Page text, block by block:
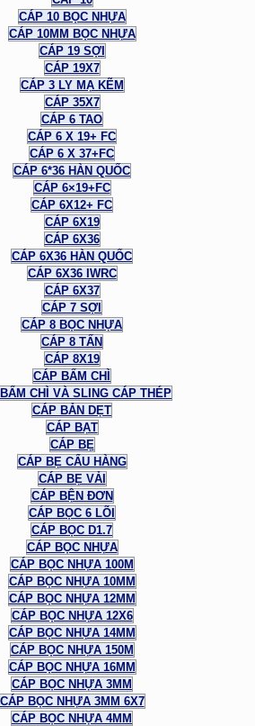
CÁP 10 BỌC NHỰA
CÁP 10MM BỌC NHỰA
CÁP 19 SỢI
CÁP 19X7
CÁP 3 LY MẠ KẼM
CÁP 35X7
CÁP 6 TAO
CÁP 6 X 19+ FC
CÁP 6 X 37+FC
CÁP 6*36 HÀN QUỐC
CÁP 6×19+FC
CÁP 6X12+ FC
CÁP 6X19
CÁP 6X36
CÁP 6X36 HÀN QUỐC
CÁP 6X36 IWRC
CÁP 6X37
CÁP 7 SỢI
CÁP 8 BỌC NHỰA
CÁP 8 TẤN
CÁP 8X19
CÁP BẤM CHÌ
CHÌ VÀ SLING CÁP THÉP
CÁP BẢN DẸT
CÁP BẠT
CÁP BẸ
CÁP BẸ CẨU HÀNG
CÁP BẸ VẢI
CÁP BỆN ĐƠN
CÁP BỌC 6 LÕI
CÁP BỌC D1.7
CÁP BỌC NHỰA
CÁP BỌC NHỰA 100M
CÁP BỌC NHỰA 10MM
CÁP BỌC NHỰA 12MM
CÁP BỌC NHỰA 12X6
CÁP BỌC NHỰA 14MM
CÁP BỌC NHỰA 150M
CÁP BỌC NHỰA 16MM
CÁP BỌC NHỰA 3MM
CÁP BỌC NHỰA 3MM 6X7
CÁP BỌC NHỰA 4MM